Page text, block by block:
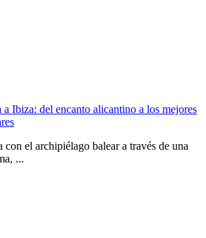
Ibiza: del encanto alicantino a los mejores
el archipiélago balear a través de una
...